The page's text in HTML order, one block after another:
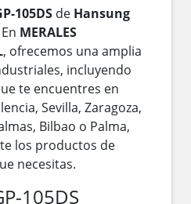
105DS de Hansung
MERALES
, ofrecemos una amplia
incluyendo
te encuentres en
Sevilla, Zaragoza,
Bilbao o Palma,
los productos de
necesitas.
105DS